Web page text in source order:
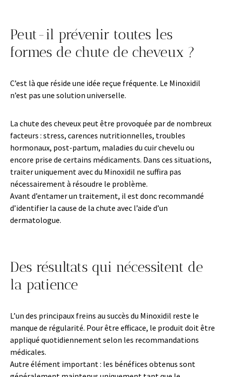
Peut-il prévenir toutes les
formes de chute de cheveux ?
C’est là que réside une idée reçue fréquente. Le Minoxidil
n’est pas une solution universelle.
La chute des cheveux peut être provoquée par de nombreux
facteurs : stress, carences nutritionnelles, troubles
hormonaux, post-partum, maladies du cuir chevelu ou
encore prise de certains médicaments. Dans ces situations,
traiter uniquement avec du Minoxidil ne suffira pas
nécessairement à résoudre le problème.
Avant d’entamer un traitement, il est donc recommandé
d’identifier la cause de la chute avec l’aide d’un
dermatologue.
Des résultats qui nécessitent de
la patience
L’un des principaux freins au succès du Minoxidil reste le
manque de régularité. Pour être efficace, le produit doit être
appliqué quotidiennement selon les recommandations
médicales.
Autre élément important : les bénéfices obtenus sont